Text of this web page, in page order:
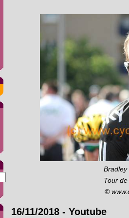
Bradley
Tour
©
16/11/2018 - Youtube